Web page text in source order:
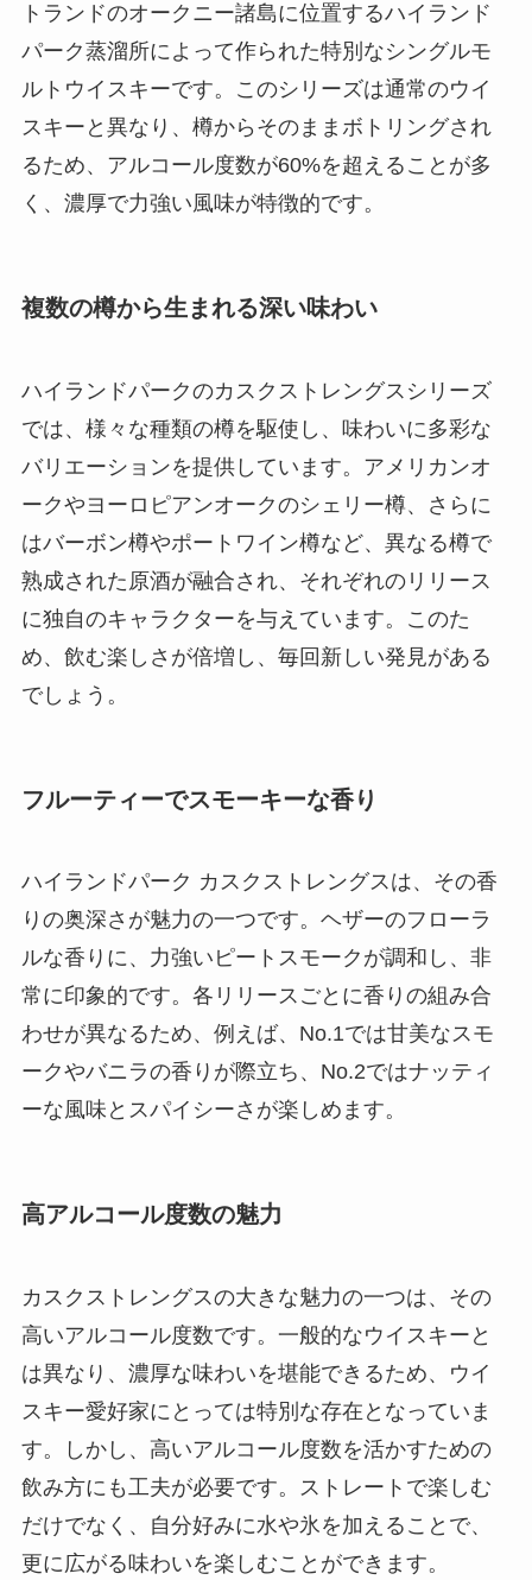
トランドのオークニー諸島に位置するハイランド
パーク蒸溜所によって作られた特別なシングルモ
ルトウイスキーです。このシリーズは通常のウイ
スキーと異なり、樽からそのままボトリングされ
るため、アルコール度数が60%を超えることが多
く、濃厚で力強い風味が特徴的です。
複数の樽から生まれる深い味わい
ハイランドパークのカスクストレングスシリーズ
では、様々な種類の樽を駆使し、味わいに多彩な
バリエーションを提供しています。アメリカンオ
ークやヨーロピアンオークのシェリー樽、さらに
はバーボン樽やポートワイン樽など、異なる樽で
熟成された原酒が融合され、それぞれのリリース
に独自のキャラクターを与えています。このた
め、飲む楽しさが倍増し、毎回新しい発見がある
でしょう。
フルーティーでスモーキーな香り
ハイランドパーク カスクストレングスは、その香
りの奥深さが魅力の一つです。ヘザーのフローラ
ルな香りに、力強いピートスモークが調和し、非
常に印象的です。各リリースごとに香りの組み合
わせが異なるため、例えば、No.1では甘美なスモ
ークやバニラの香りが際立ち、No.2ではナッティ
ーな風味とスパイシーさが楽しめます。
高アルコール度数の魅力
カスクストレングスの大きな魅力の一つは、その
高いアルコール度数です。一般的なウイスキーと
は異なり、濃厚な味わいを堪能できるため、ウイ
スキー愛好家にとっては特別な存在となっていま
す。しかし、高いアルコール度数を活かすための
飲み方にも工夫が必要です。ストレートで楽しむ
だけでなく、自分好みに水や氷を加えることで、
更に広がる味わいを楽しむことができます。